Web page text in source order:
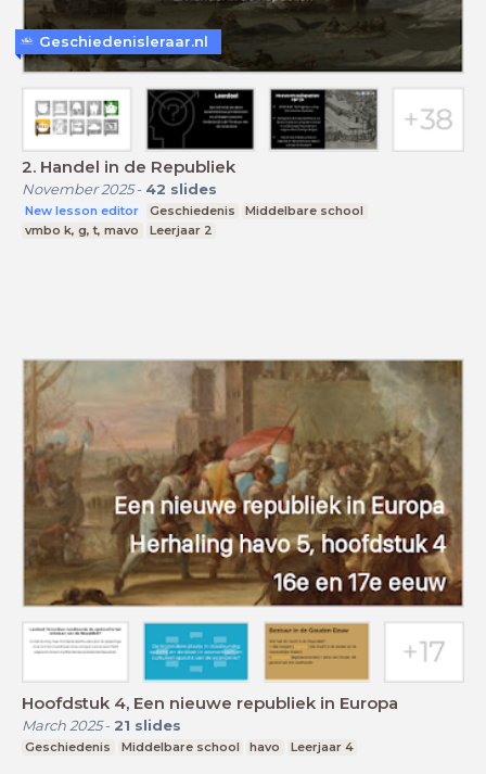
2. Handel in de Republiek
November 2025- 42 slides
New lesson editor Geschiedenis
Middelbare school
vmbo k, g, t, mavo
Leerjaar 2
Geschiedenisleraar.nl
Hoofdstuk 4, Een nieuwe republiek in Europa
March 2025- 21 slides
Geschiedenis Middelbare school havo Leerjaar 4